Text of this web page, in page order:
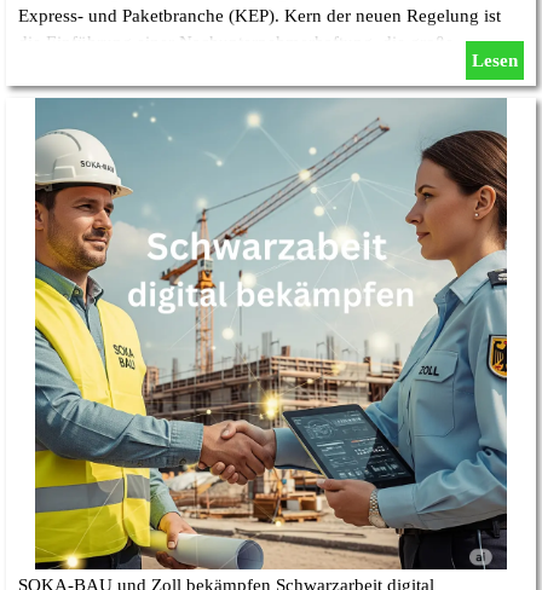
Express- und Paketbranche (KEP). Kern der neuen Regelung ist
die Einführung einer Nachunternehmerhaftung, die große
Sozialversicherung ihrer Zusteller zu garantieren.
Lesen
SOKA-BAU und Zoll bekämpfen Schwarzarbeit digital